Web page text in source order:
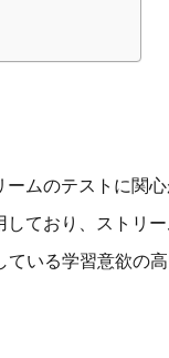
ムのテストに関
ており、ストリ
ている学習意欲の